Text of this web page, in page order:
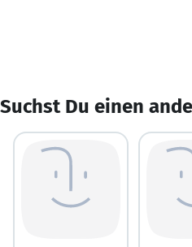
Suchst Du einen